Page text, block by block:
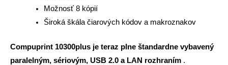
Možnosť 8 kópií
Široká škála čiarových kódov a makroznakov
Compuprint 10300plus je teraz plne štandardne vybavený
paralelným, sériovým, USB 2.0 a LAN rozhraním .